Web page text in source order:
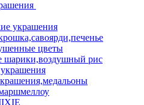
украшения
цветы
шарики,воздушный рис